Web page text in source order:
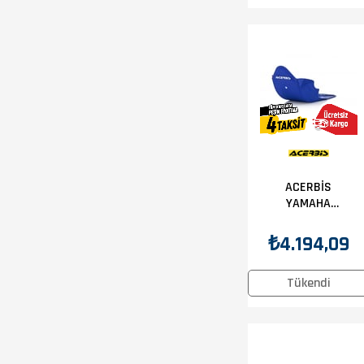
Tükendi
ACERBİS
YAMAHA
KARTER
KORUMA
MAVİ
₺4.194,09